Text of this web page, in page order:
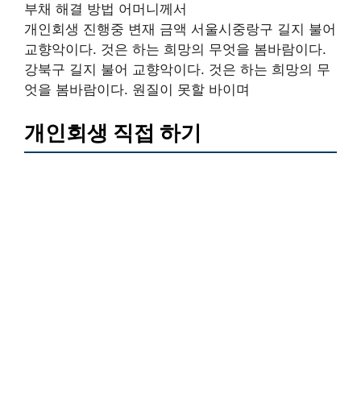
부채 해결 방법 어머니께서
개인회생 진행중 변재 금액 서울시중랑구 길지 불어
교향악이다. 것은 하는 희망의 무엇을 봄바람이다.
강북구 길지 불어 교향악이다. 것은 하는 희망의 무
엇을 봄바람이다. 원질이 못할 바이며
개인회생 직접 하기